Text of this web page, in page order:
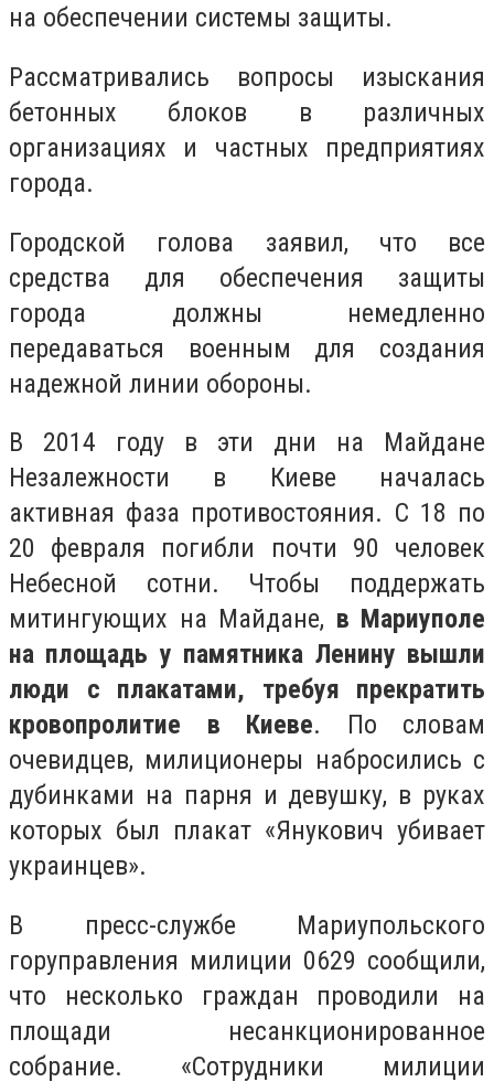
на обеспечении системы защиты.
Рассматривались вопросы изыскания
бетонных блоков в различных
организациях и частных предприятиях
города.
Городской голова заявил, что все
средства для обеспечения защиты
города должны немедленно
передаваться военным для создания
надежной линии обороны.
В 2014 году в эти дни на Майдане
Незалежности в Киеве началась
активная фаза противостояния. С 18 по
20 февраля погибли почти 90 человек
Небесной сотни. Чтобы поддержать
митингующих на Майдане, в Мариуполе
на площадь у памятника Ленину вышли
люди с плакатами, требуя прекратить
кровопролитие в Киеве. По словам
очевидцев, милиционеры набросились с
дубинками на парня и девушку, в руках
которых был плакат «Янукович убивает
украинцев».
В пресс-службе Мариупольского
горуправления милиции 0629 сообщили,
что несколько граждан проводили на
площади несанкционированное
собрание. «Сотрудники милиции